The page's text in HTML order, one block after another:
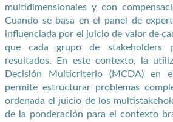
multidimensionales y con
Cuando se basa en el panel de
influenciada por el juicio de valor de
que cada grupo de stakeholders
resultados. En este contexto, la
Decisión Multicriterio (MCDA) en
permite estructurar problemas
ordenada el juicio de los
de la ponderación para el contexto